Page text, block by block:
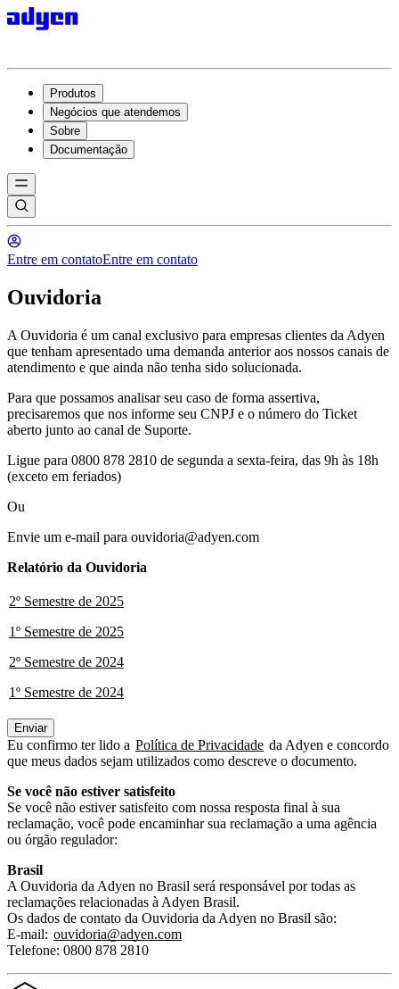
Produtos
Negócios que atendemos
Sobre
Documentação
Entre em contatoEntre em contato
Ouvidoria
A Ouvidoria é um canal exclusivo para empresas clientes da Adyen
que tenham apresentado uma demanda anterior aos nossos canais de
atendimento e que ainda não tenha sido solucionada.
Para que possamos analisar seu caso de forma assertiva,
precisaremos que nos informe seu CNPJ e o número do Ticket
aberto junto ao canal de Suporte.
Ligue para 0800 878 2810 de segunda a sexta-feira, das 9h às 18h
(exceto em feriados)
Ou
Envie um e-mail para ouvidoria@adyen.com
Relatório da Ouvidoria
2º Semestre de 2025
1º Semestre de 2025
2º Semestre de 2024
1º Semestre de 2024
Enviar
Eu confirmo ter lido a Política de Privacidade da Adyen e concordo
que meus dados sejam utilizados como descreve o documento.
Se você não estiver satisfeito
Se você não estiver satisfeito com nossa resposta final à sua
reclamação, você pode encaminhar sua reclamação a uma agência
ou órgão regulador:
Brasil
A Ouvidoria da Adyen no Brasil será responsável por todas as
reclamações relacionadas à Adyen Brasil.
Os dados de contato da Ouvidoria da Adyen no Brasil são:
E-mail: ouvidoria@adyen.com
Telefone: 0800 878 2810